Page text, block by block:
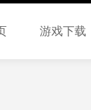
游戏下载